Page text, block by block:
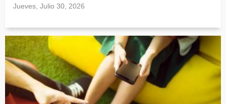
Jueves, Julio 30, 2026